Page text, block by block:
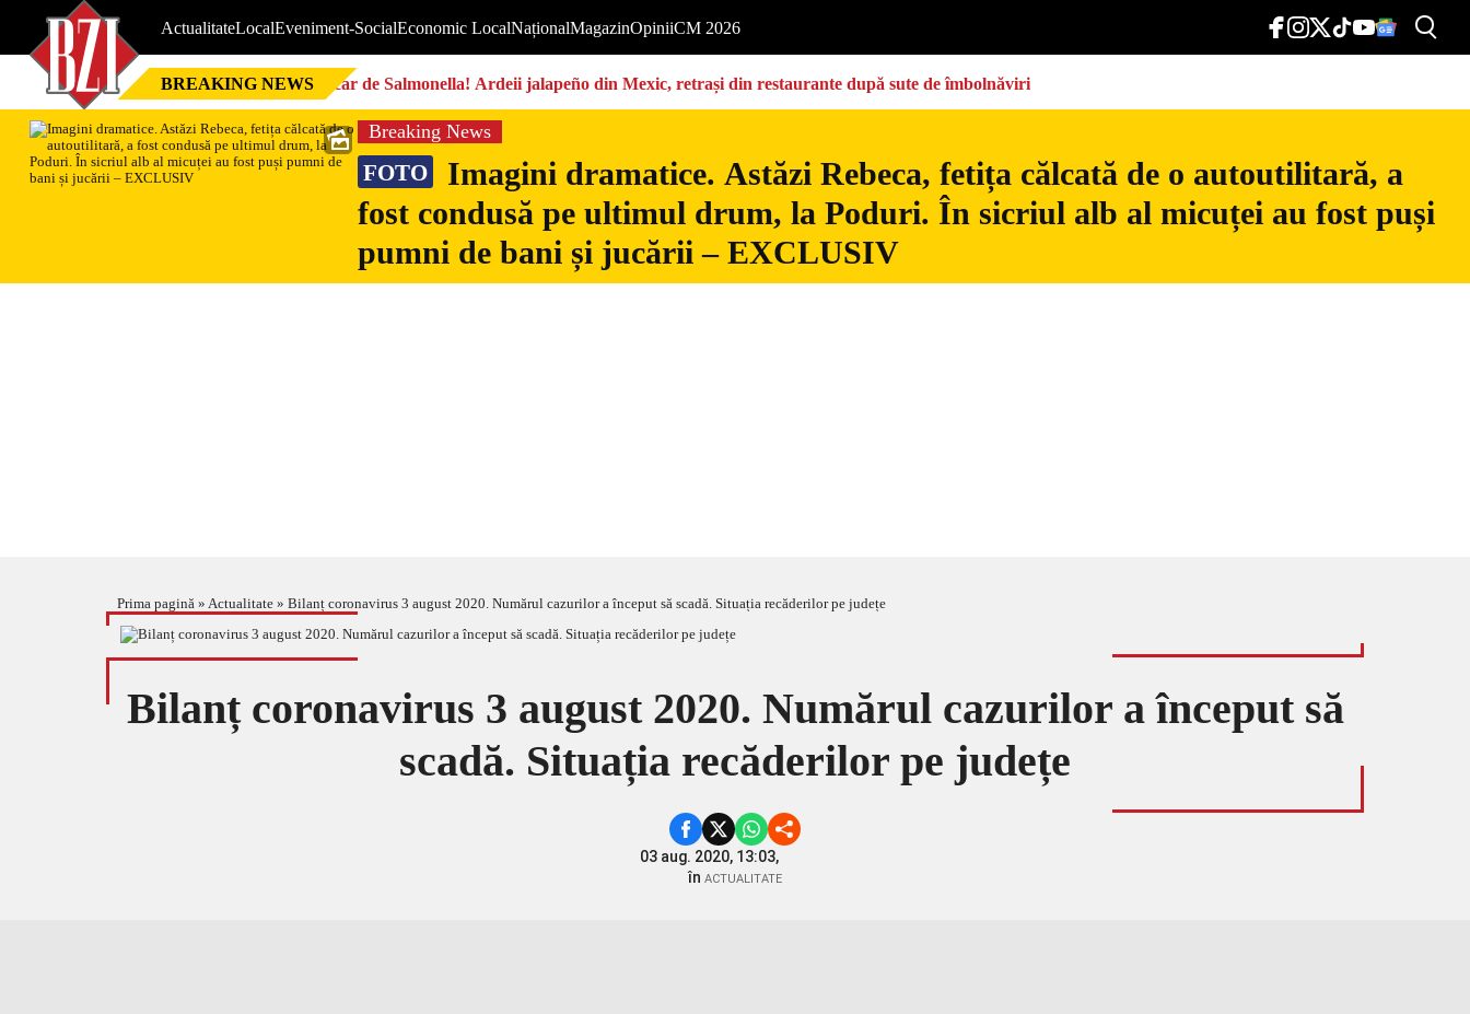
ActualitateLocalEveniment-SocialEconomic LocalNaționalMagazinOpiniiCM 2026
BREAKING NEWS Focar de Salmonella! Ardeii jalapeño din Mexic, retrași din restaurante după sute de îmbolnăviri
Breaking News
FOTO
Imagini dramatice. Astăzi Rebeca, fetița călcată de o autoutilitară, a
fost condusă pe ultimul drum, la Poduri. În sicriul alb al micuței au fost puși
pumni de bani și jucării – EXCLUSIV
Prima pagină » Actualitate » Bilanț coronavirus 3 august 2020. Numărul cazurilor a început să scadă. Situația recăderilor pe județe
Bilanț coronavirus 3 august 2020. Numărul cazurilor a început să
scadă. Situația recăderilor pe județe
03 aug. 2020, 13:03,
în ACTUALITATE